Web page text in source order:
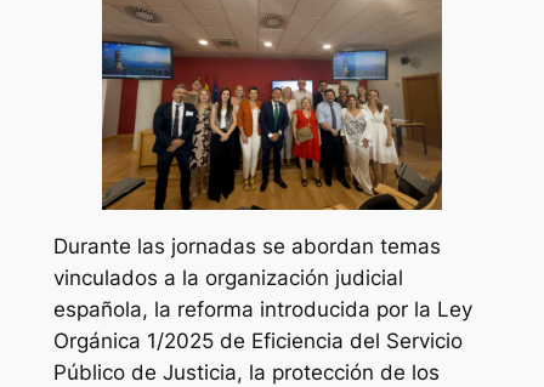
Durante las jornadas se abordan temas
vinculados a la organización judicial
española, la reforma introducida por la Ley
Orgánica 1/2025 de Eficiencia del Servicio
Público de Justicia, la protección de los